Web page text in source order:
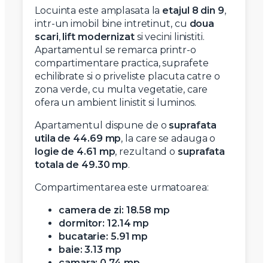
Locuinta este amplasata la etajul 8 din 9,
intr-un imobil bine intretinut, cu doua
scari, lift modernizatsi vecini linistiti.
Apartamentul se remarca printr-o
compartimentare practica, suprafete
echilibrate si o priveliste placuta catre o
zona verde, cu multa vegetatie, care
ofera un ambient linistit si luminos.
Apartamentul dispune de o suprafata
utila de 44.69 mp, la care se adauga o
logie de 4.61 mp, rezultand o suprafata
totala de 49.30 mp.
Compartimentarea este urmatoarea:
camera de zi: 18.58 mp
dormitor: 12.14 mp
bucatarie: 5.91 mp
baie: 3.13 mp